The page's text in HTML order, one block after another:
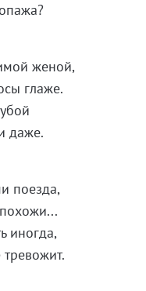
женой,
глаже.
даже.
поезда,
иногда,